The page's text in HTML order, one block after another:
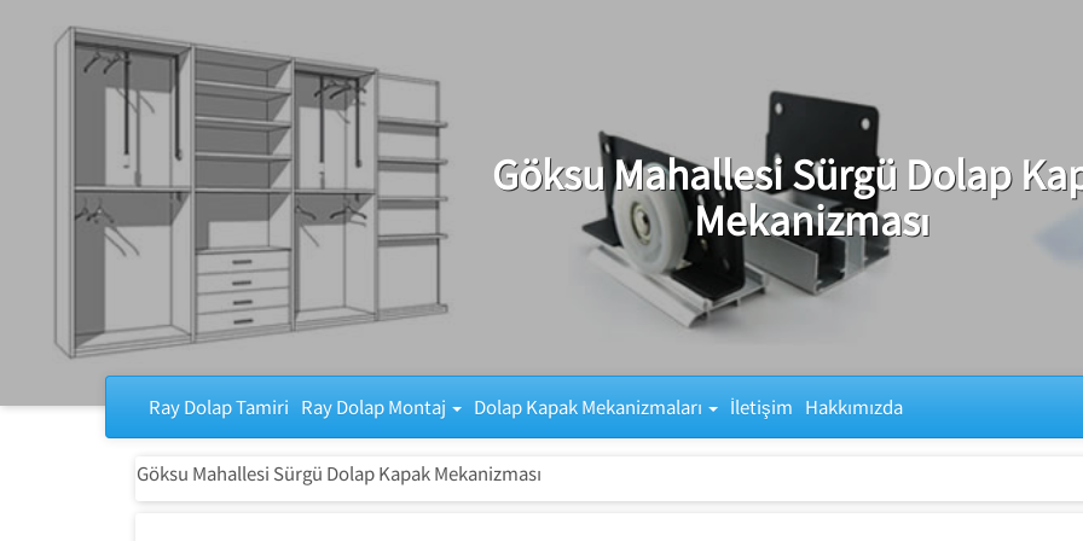
Göksu Mahallesi Sürgü Dolap
Mekanizması
Ray Dolap Tamiri Ray Dolap Montaj Dolap Kapak Mekanizmaları İletişim Hakkımızda
Göksu Mahallesi Sürgü Dolap Kapak Mekanizması